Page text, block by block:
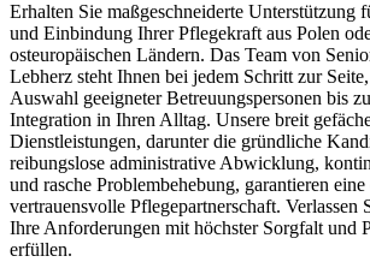
Erhalten Sie maßgeschneiderte Unterstützung
und Einbindung Ihrer Pflegekraft aus Polen
osteuropäischen Ländern. Das Team von
Lebherz steht Ihnen bei jedem Schritt zur
Auswahl geeigneter Betreuungspersonen bis
Integration in Ihren Alltag. Unsere breit
Dienstleistungen, darunter die gründliche
reibungslose administrative Abwicklung,
und rasche Problembehebung, garantieren
vertrauensvolle Pflegepartnerschaft. Verlassen
Ihre Anforderungen mit höchster Sorgfalt und
erfüllen.